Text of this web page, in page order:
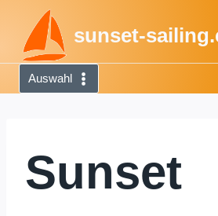
Inhalt
springen
sunset-
Auswahl
Sunset